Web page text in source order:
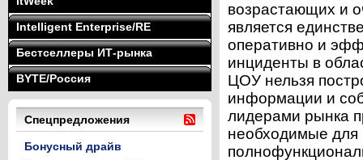
Intelligent Enterprise/RE
Бестселлеры ИТ-рынка
BYTE/Россия
Спецпредложения
Бонусный драйв
возрастающих и
является
оперативно и
инциденты в
ЦОУ нельзя
информации и
лидерами рынка
необходимые